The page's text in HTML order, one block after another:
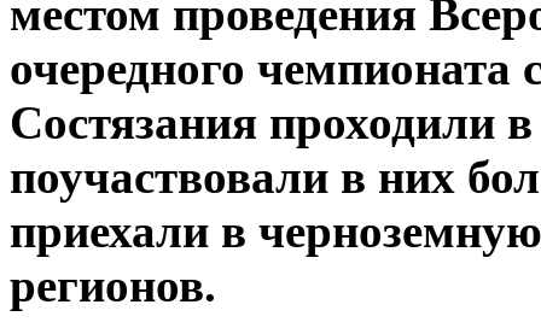
местом проведения
очередного
Состязания проходили
поучаствовали в них
приехали в
регионов.